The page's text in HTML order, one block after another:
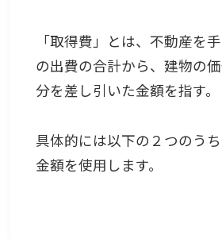
「取得費」とは、不動産を
の出費の合計から、建物の
分を差し引いた金額を指す。
具体的には以下の２つのう
金額を使用します。